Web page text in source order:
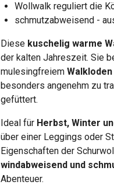
Wollwalk reguliert die
schmutzabweisend -
Diese kuschelig warme
der kalten Jahreszeit. Sie
mulesingfreiem Walkloden
besonders angenehm zu
gefüttert.
Ideal für Herbst, Winter
über einer Leggings oder
Eigenschaften der
windabweisend und
Abenteuer.